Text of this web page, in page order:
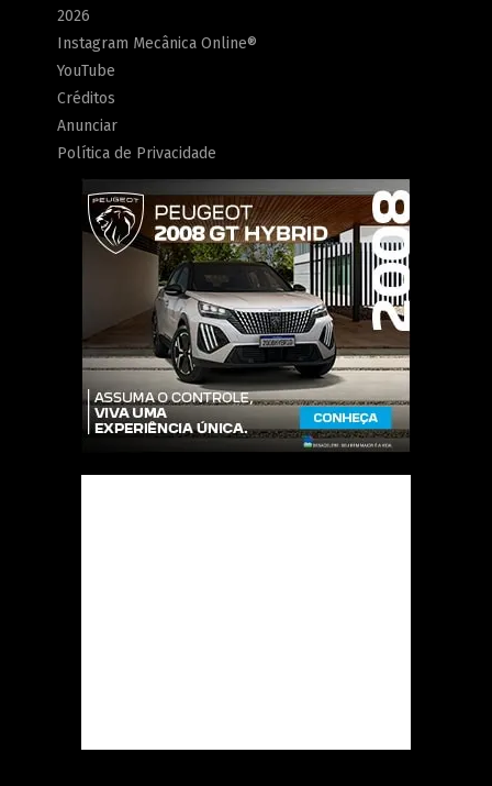
2026
Instagram Mecânica Online®
YouTube
Créditos
Anunciar
Política de Privacidade